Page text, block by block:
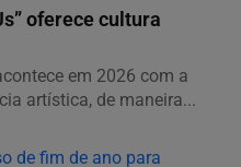
oferece cultura
em 2026 com a
artística, de maneira...